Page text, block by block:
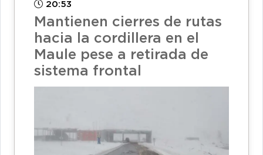
20:53
Mantienen cierres de rutas
hacia la cordillera en el
Maule pese a retirada de
sistema frontal